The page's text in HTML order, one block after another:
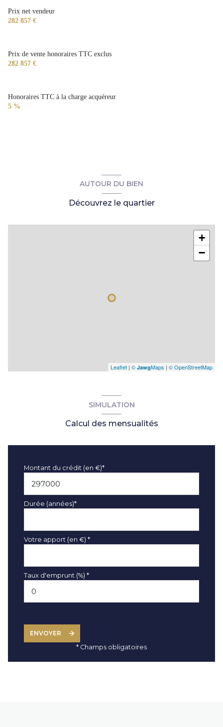
Prix net vendeur
282 857 €
Prix de vente honoraires TTC exclus
282 857 €
Honoraires TTC à la charge acquéreur
5 %
AUTOUR DU BIEN
Découvrez le quartier
+
−
Leaflet | © JawgMaps | © OpenStreetMap
SIMULATION
Calcul des mensualités
Montant du crédit (en €)*
Durée (années)*
Votre apport (en €) *
Taux d'emprunt (%) *
ENVOYER
* Champs obligatoires